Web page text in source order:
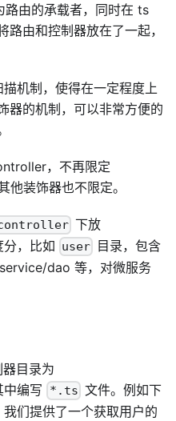
由的承载者，同时在 ts
由和控制器放在了一起，
机制，使得在一定程度上
器的机制，可以非常方便的
，不再限定
装饰器也不限定。
下放
，比如 user 目录，包含
dao 等，对微服务
目录为
中编写 *.ts 文件。例如下
我们提供了一个获取用户的